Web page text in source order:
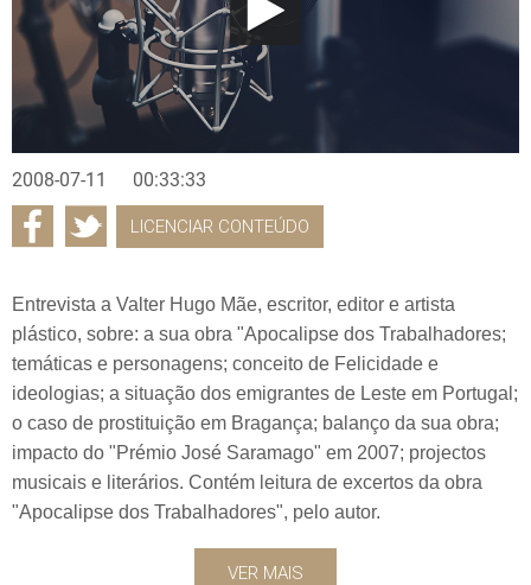
2008-07-11 00:33:33
LICENCIAR CONTEÚDO
Entrevista a Valter Hugo Mãe, escritor, editor e artista
plástico, sobre: a sua obra "Apocalipse dos Trabalhadores;
temáticas e personagens; conceito de Felicidade e
ideologias; a situação dos emigrantes de Leste em Portugal;
o caso de prostituição em Bragança; balanço da sua obra;
impacto do "Prémio José Saramago" em 2007; projectos
musicais e literários. Contém leitura de excertos da obra
"Apocalipse dos Trabalhadores", pelo autor.
VER MAIS